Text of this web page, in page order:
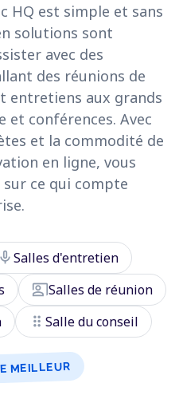
HQ est simple et sans
solutions sont
avec des
des réunions de
entretiens aux grands
et conférences. Avec
et la commodité de
en ligne, vous
ce qui compte
micSalles d'entretien
co_presentSalles de réunion
drag_indicator Salle du conseil
MEILLEUR